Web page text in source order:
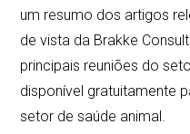
um resumo dos artigos
de vista da Brakke
principais reuniões do
disponível gratuitamente
setor de saúde animal.